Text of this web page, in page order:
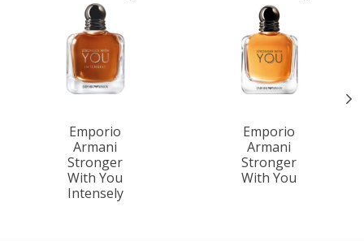
Emporio
Armani
Stronger
With You
Intensely
Emporio
Armani
Stronger
With You